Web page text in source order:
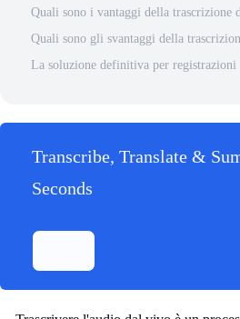
Quali sono i vantaggi della trascrizione
Quali sono gli svantaggi della
La soluzione definitiva per
Transcribe, Translate &
Seconds